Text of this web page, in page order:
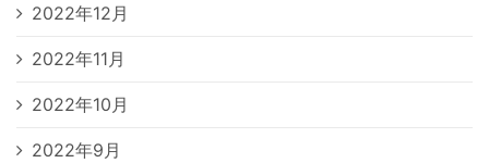
2022年12月
2022年11月
2022年10月
2022年9月